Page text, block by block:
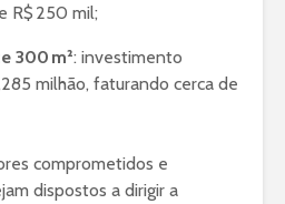
R$ 250 mil;
300 m²: investimento
milhão, faturando cerca de
comprometidos e
dispostos a dirigir a